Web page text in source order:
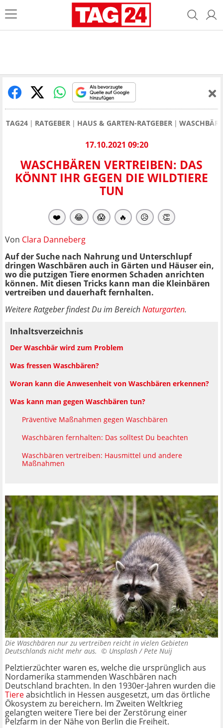
TAG24 RATGEBER HAUS & GARTEN-RATGEBER
17.10.2021 09:20
WASCHBÄREN VERTREIBEN: DAS
KÖNNT IHR GEGEN DIE WILDTIERE
TUN
❤️ 😂 😱 🔥 😥 👏
Von Clara Danneberg
Auf der Suche nach Nahrung und Unterschlupf
dringen Waschbären auch in Gärten und Häuser ein,
wo die putzigen Tiere enormen Schaden anrichten
können. Mit diesen Tricks kann man die Kleinbären
vertreiben und dauerhaft fernhalten.
WeitereRatgeber findest Du im BereichNaturgarten.
Inhaltsverzeichnis
Der Waschbär wird zum Problem
Was fressen Waschbären?
Woran kann die Anwesenheit von Waschbären erkennen?
Was kann man gegen Waschbären tun?
Präventive Maßnahmen gegen Waschbären
Waschbären fernhalten: Das solltest Du beachten
Waschbären vertreiben: Hausmittel und andere
Maßnahmen
Die Waschbären nur zu vertreiben reicht in vielen Gebieten
Deutschlands nicht mehr aus. © Unsplash / Pete Nuij
Pelztierzüchter waren es, welche die ursprünglich aus
Nordamerika stammenden Waschbären nach
Deutschland brachten. In den 1930er-Jahren wurden die
Tiereabsichtlich in Hessen ausgesetzt, um das örtliche
Ökosystem zu bereichern. Im Zweiten Weltkrieg
gelangten weitere Tiere bei der Zerstörung einer
Pelzfarm in der Nähe von Berlin die Freiheit.